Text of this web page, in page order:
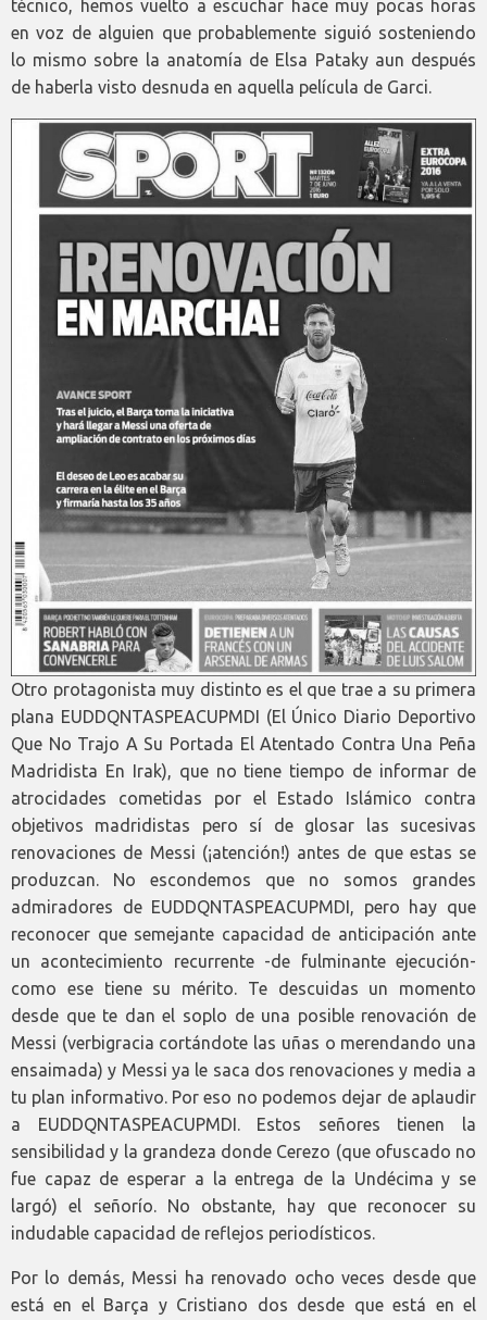
técnico, hemos vuelto a escuchar hace muy pocas horas
en voz de alguien que probablemente siguió sosteniendo
lo mismo sobre la anatomía de Elsa Pataky aun después
de haberla visto desnuda en aquella película de Garci.
Otro protagonista muy distinto es el que trae a su primera
plana EUDDQNTASPEACUPMDI (El Único Diario Deportivo
Que No Trajo A Su Portada El Atentado Contra Una Peña
Madridista En Irak), que no tiene tiempo de informar de
atrocidades cometidas por el Estado Islámico contra
objetivos madridistas pero sí de glosar las sucesivas
renovaciones de Messi (¡atención!) antes de que estas se
produzcan. No escondemos que no somos grandes
admiradores de EUDDQNTASPEACUPMDI, pero hay que
reconocer que semejante capacidad de anticipación ante
un acontecimiento recurrente -de fulminante ejecución-
como ese tiene su mérito. Te descuidas un momento
desde que te dan el soplo de una posible renovación de
Messi (verbigracia cortándote las uñas o merendando una
ensaimada) y Messi ya le saca dos renovaciones y media a
tu plan informativo. Por eso no podemos dejar de aplaudir
a EUDDQNTASPEACUPMDI. Estos señores tienen la
sensibilidad y la grandeza donde Cerezo (que ofuscado no
fue capaz de esperar a la entrega de la Undécima y se
largó) el señorío. No obstante, hay que reconocer su
indudable capacidad de reflejos periodísticos.
Por lo demás, Messi ha renovado ocho veces desde que
está en el Barça y Cristiano dos desde que está en el